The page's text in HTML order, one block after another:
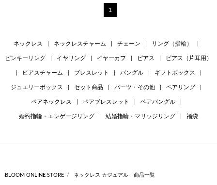
1
ネックレス ネックレスチャーム チェーン リング（指輪）
ピンキーリング イヤリング イヤーカフ ピアス ピアス（片耳用）
ピアスチャーム ブレスレット バングル ギフトボックス
ジュエリーボックス セット商品 パーツ・その他 ペアリング
ペアネックレス ペアブレスレット ペアバングル
婚約指輪・エンゲージリング 結婚指輪・マリッジリング 福袋
BLOOM ONLINE STORE ネックレス カジュアル 商品一覧